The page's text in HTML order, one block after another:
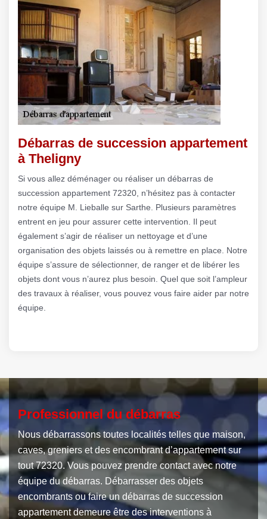
Débarras de succession appartement
à Theligny
Si vous allez déménager ou réaliser un débarras de
succession appartement 72320, n’hésitez pas à contacter
notre équipe M. Lieballe sur Sarthe. Plusieurs paramètres
entrent en jeu pour assurer cette intervention. Il peut
également s’agir de réaliser un nettoyage et d’une
organisation des objets laissés ou à remettre en place. Notre
équipe s’assure de sélectionner, de ranger et de libérer les
objets dont vous n’aurez plus besoin. Quel que soit l’ampleur
des travaux à réaliser, vous pouvez vous faire aider par notre
équipe.
Professionnel du débarras
Nous débarrassons toutes localités telles que maison,
caves, greniers et des encombrant d’appartement sur
tout 72320. Vous pouvez prendre contact avec notre
équipe du débarras. Débarrasser des objets
encombrants ou faire un débarras de succession
appartement demeure être des interventions à